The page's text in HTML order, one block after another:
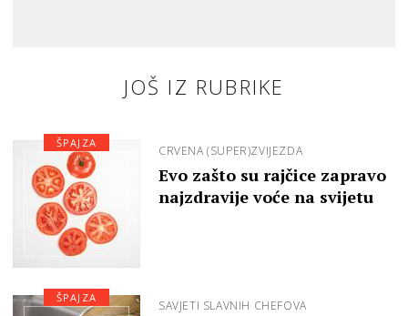
JOŠ IZ RUBRIKE
CRVENA (SUPER)ZVIJEZDA
Evo zašto su rajčice zapravo
najzdravije voće na svijetu
ŠPAJZA
SAVJETI SLAVNIH CHEFOVA
ŠPAJZA